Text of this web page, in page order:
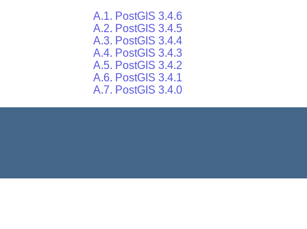
A.1. PostGIS 3.4.6
A.2. PostGIS 3.4.5
A.3. PostGIS 3.4.4
A.4. PostGIS 3.4.3
A.5. PostGIS 3.4.2
A.6. PostGIS 3.4.1
A.7. PostGIS 3.4.0